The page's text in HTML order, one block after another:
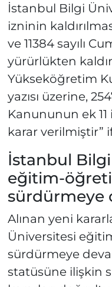
İstanbul Bilgi
izninin
ve 11384 sayılı
yürürlükten
Yükseköğretim
yazısı üzerine,
Kanununun ek
karar verilmiştir”
İstanbul
eğitim-
sürdürmeye
Alınan yeni
Üniversitesi
sürdürmeye
statüsüne ilişkin